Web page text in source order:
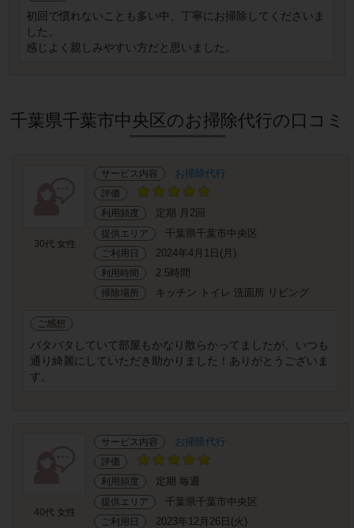
初回で慣れないことも多い中、丁寧にお掃除してくださいま
した。
感じよく親しみやすい方だと思いました。
千葉県千葉市中央区のお掃除代行の口コミ
30代 女性
サービス内容 お掃除代行
評価
利用頻度
定期 月2回
提供エリア 千葉県千葉市中央区
ご利用日 2024年4月1日(月)
利用時間 2.5時間
掃除場所 キッチン トイレ 洗面所 リビング
ご感想
バタバタしていて部屋もかなり散らかってましたが、いつも
通り綺麗にしていただき助かりました！ありがとうございま
す。
40代 女性
サービス内容 お掃除代行
評価
利用頻度
定期 毎週
提供エリア 千葉県千葉市中央区
ご利用日 2023年12月26日(火)